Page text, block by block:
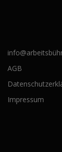
AGB
Impressum